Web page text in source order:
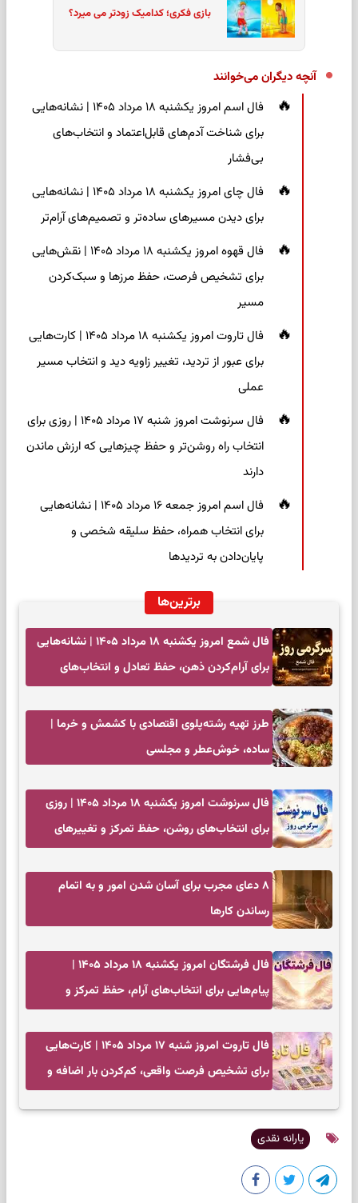
بازی فکری؛ کدامیک زودتر می میرد؟
آنچه دیگران می‌خوانند
فال اسم امروز یکشنبه ۱۸ مرداد ۱۴۰۵ | نشانه‌هایی
برای شناخت آدم‌های قابل‌اعتماد و انتخاب‌های
بی‌فشار
فال چای امروز یکشنبه ۱۸ مرداد ۱۴۰۵ | نشانه‌هایی
برای دیدن مسیرهای ساده‌تر و تصمیم‌های آرام‌تر
فال قهوه امروز یکشنبه ۱۸ مرداد ۱۴۰۵ | نقش‌هایی
برای تشخیص فرصت، حفظ مرزها و سبک‌کردن
مسیر
فال تاروت امروز یکشنبه ۱۸ مرداد ۱۴۰۵ | کارت‌هایی
برای عبور از تردید، تغییر زاویه دید و انتخاب مسیر
عملی
فال سرنوشت امروز شنبه ۱۷ مرداد ۱۴۰۵ | روزی برای
انتخاب راه روشن‌تر و حفظ چیزهایی که ارزش ماندن
دارند
فال اسم امروز جمعه ۱۶ مرداد ۱۴۰۵ | نشانه‌هایی
برای انتخاب همراه، حفظ سلیقه شخصی و
پایان‌دادن به تردیدها
برترین‌ها
فال شمع امروز یکشنبه ۱۸ مرداد ۱۴۰۵ | نشانه‌هایی
برای آرام‌کردن ذهن، حفظ تعادل و انتخاب‌های
طرز تهیه رشته‌پلوی اقتصادی با کشمش و خرما |
ساده، خوش‌عطر و مجلسی
فال سرنوشت امروز یکشنبه ۱۸ مرداد ۱۴۰۵ | روزی
برای انتخاب‌های روشن، حفظ تمرکز و تغییرهای
۸ دعای مجرب برای آسان شدن امور و به اتمام
رساندن کار‌ها
فال فرشتگان امروز یکشنبه ۱۸ مرداد ۱۴۰۵ |
پیام‌هایی برای انتخاب‌های آرام، حفظ تمرکز و
فال تاروت امروز شنبه ۱۷ مرداد ۱۴۰۵ | کارت‌هایی
برای تشخیص فرصت واقعی، کم‌کردن بار اضافه و
یارانه نقدی